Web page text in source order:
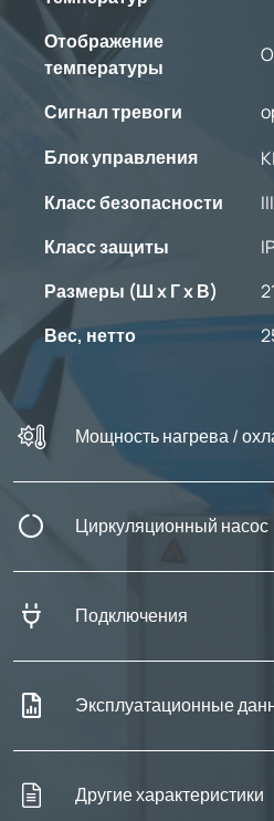
Отображение
температуры
Сигнал тревоги
Блок управления
Класс безопасности
Класс защиты
Размеры (Ш x Г x В)
Вес, нетто
Мощность нагрева /
Циркуляционный насос
Подключения
Эксплуатационные
Другие характеристики